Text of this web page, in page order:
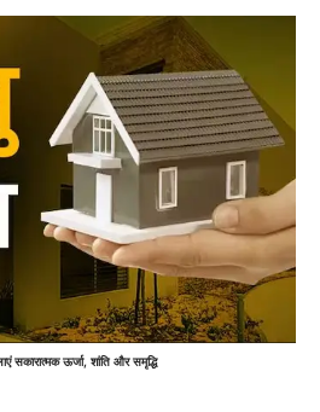
सकारात्मक ऊर्जा, शांति और समृद्धि